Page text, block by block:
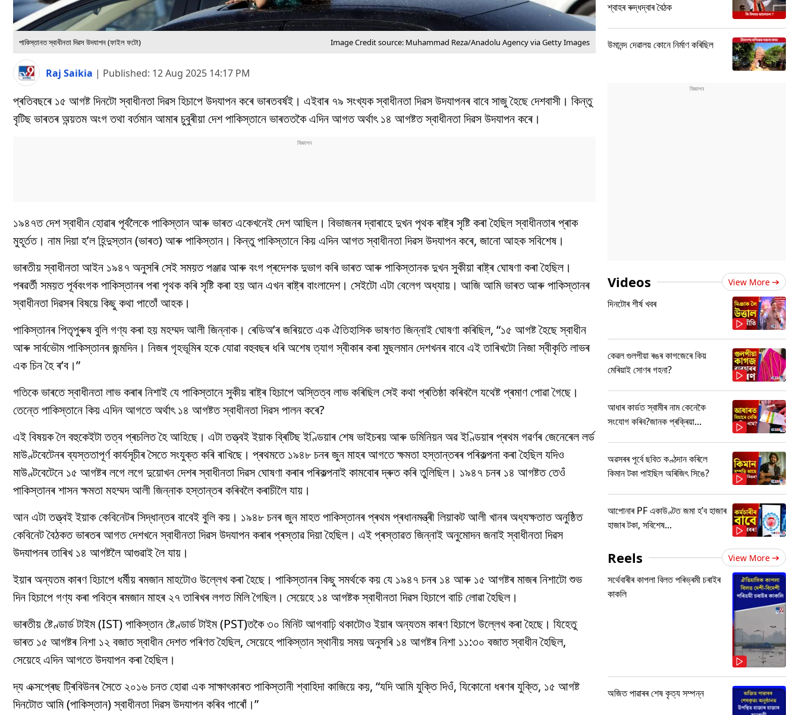
পাকিস্তানত স্বাধীনতা দিৱস উদযাপন (ফাইল ফটো) Image Credit source: Muhammad Reza/Anadolu Agency via Getty Images
Raj Saikia | Published: 12 Aug 2025 14:17 PM
প্ৰতিবছৰে ১৫ আগষ্ট দিনটো স্বাধীনতা দিৱস হিচাপে উদযাপন কৰে ভাৰতবৰ্ষই। এইবাৰ ৭৯ সংখ্যক স্বাধীনতা দিৱস উদযাপনৰ বাবে সাজু হৈছে দেশবাসী। কিন্তু
বৃটিছ ভাৰতৰ অন্য়তম অংগ তথা বৰ্তমান আমাৰ চুবুৰীয়া দেশ পাকিস্তানে ভাৰততকৈ এদিন আগত অৰ্থাৎ ১৪ আগষ্টত স্বাধীনতা দিৱস উদযাপন কৰে।
১৯৪৭ত দেশ স্বাধীন হোৱাৰ পূৰ্বলৈকে পাকিস্তান আৰু ভাৰত একেখনেই দেশ আছিল। বিভাজনৰ দ্বাৰাহে দুখন পৃথক ৰাষ্ট্ৰ সৃষ্টি কৰা হৈছিল স্বাধীনতাৰ প্ৰাক
মুহূৰ্তত। নাম দিয়া হ’ল হিন্দুস্তান (ভাৰত) আৰু পাকিস্তান। কিন্তু পাকিস্তানে কিয় এদিন আগত স্বাধীনতা দিৱস উদযাপন কৰে, জানো আহক সবিশেষ।
ভাৰতীয় স্বাধীনতা আইন ১৯৪৭ অনুসৰি সেই সময়ত পঞ্জাৱ আৰু বংগ প্ৰদেশক দুভাগ কৰি ভাৰত আৰু পাকিস্তানক দুখন সুকীয়া ৰাষ্ট্ৰ ঘোষণা কৰা হৈছিল।
পৰৱৰ্তী সময়ত পূৰ্ববংগক পাকিস্তানৰ পৰা পৃথক কৰি সৃষ্টি কৰা হয় আন এখন ৰাষ্ট্ৰ বাংলাদেশ। সেইটো এটা বেলেগ অধ্যায়। আজি আমি ভাৰত আৰু পাকিস্তানৰ
স্বাধীনতা দিৱসৰ বিষয়ে কিছু কথা পাতোঁ আহক।
পাকিস্তানৰ পিতৃপুৰুষ বুলি গণ্য কৰা হয় মহম্মদ আলী জিন্নাক। ৰেডিঅ’ৰ জৰিয়তে এক ঐতিহাসিক ভাষণত জিন্নাই ঘোষণা কৰিছিল, “১৫ আগষ্ট হৈছে স্বাধীন
আৰু সাৰ্বভৌম পাকিস্তানৰ জন্মদিন। নিজৰ গৃহভূমিৰ হকে যোৱা বহুবছৰ ধৰি অশেষ ত্যাগ স্বীকাৰ কৰা মুছলমান দেশখনৰ বাবে এই তাৰিখটো নিজা স্বীকৃতি লাভৰ
এক চিন হৈ ৰ’ব।”
গতিকে ভাৰতে স্বাধীনতা লাভ কৰাৰ নিশাই যে পাকিস্তানে সুকীয় ৰাষ্ট্ৰ হিচাপে অস্তিত্ব লাভ কৰিছিল সেই কথা প্ৰতিষ্ঠা কৰিবলৈ যথেষ্ট প্ৰমাণ পোৱা গৈছে।
তেন্তে পাকিস্তানে কিয় এদিন আগতে অৰ্থাৎ ১৪ আগষ্টত স্বাধীনতা দিৱস পালন কৰে?
এই বিষয়ক লৈ বহুকেইটা তত্ব প্ৰচলিত হৈ আহিছে। এটা তত্ত্বই ইয়াক ব্ৰিটিছ ইণ্ডিয়াৰ শেষ ভাইচৰয় আৰু ডমিনিয়ন অৱ ইণ্ডিয়াৰ প্ৰথম গৱৰ্ণৰ জেনেৰেল লৰ্ড
মাউণ্টবেটেনৰ ব্যস্ততাপূৰ্ণ কাৰ্যসূচীৰ সৈতে সংযুক্ত কৰি ৰাখিছে। প্ৰথমতে ১৯৪৮ চনৰ জুন মাহৰ আগতে ক্ষমতা হস্তান্তৰৰ পৰিকল্পনা কৰা হৈছিল যদিও
মাউণ্টবেটেনে ১৫ আগষ্টৰ লগে লগে দুয়োখন দেশৰ স্বাধীনতা দিৱস ঘোষণা কৰাৰ পৰিকল্পনাই কামবোৰ দ্ৰুত কৰি তুলিছিল। ১৯৪৭ চনৰ ১৪ আগষ্টত তেওঁ
পাকিস্তানৰ শাসন ক্ষমতা মহম্মদ আলী জিন্নাক হস্তান্তৰ কৰিবলৈ কৰাচীলৈ যায়।
আন এটা তত্ত্বই ইয়াক কেবিনেটৰ সিদ্ধান্তৰ বাবেই বুলি কয়। ১৯৪৮ চনৰ জুন মাহত পাকিস্তানৰ প্ৰথম প্ৰধানমন্ত্ৰী লিয়াকট আলী খানৰ অধ্যক্ষতাত অনুষ্ঠিত
কেবিনেট বৈঠকত ভাৰতৰ আগত দেশখনে স্বাধীনতা দিৱস উদযাপন কৰাৰ প্ৰস্তাৱ দিয়া হৈছিল। এই প্ৰস্তাৱত জিন্নাই অনুমোদন জনাই স্বাধীনতা দিৱস
উদযাপনৰ তাৰিখ ১৪ আগষ্টলৈ আগুৱাই লৈ যায়।
ইয়াৰ অন্যতম কাৰণ হিচাপে ধৰ্মীয় ৰমজান মাহটোও উল্লেখ কৰা হৈছে। পাকিস্তানৰ কিছু সমৰ্থকে কয় যে ১৯৪৭ চনৰ ১৪ আৰু ১৫ আগষ্টৰ মাজৰ নিশাটো শুভ
দিন হিচাপে গণ্য কৰা পবিত্ৰ ৰমজান মাহৰ ২৭ তাৰিখৰ লগত মিলি গৈছিল। সেয়েহে ১৪ আগষ্টক স্বাধীনতা দিৱস হিচাপে বাচি লোৱা হৈছিল।
ভাৰতীয় ষ্টেণ্ডাৰ্ড টাইম (IST) পাকিস্তান ষ্টেণ্ডাৰ্ড টাইম (PST)তকৈ ৩০ মিনিট আগবাঢ়ি থকাটোও ইয়াৰ অন্যতম কাৰণ হিচাপে উল্লেখ কৰা হৈছে। যিহেতু
ভাৰত ১৫ আগষ্টৰ নিশা ১২ বজাত স্বাধীন দেশত পৰিণত হৈছিল, সেয়েহে পাকিস্তান স্থানীয় সময় অনুসৰি ১৪ আগষ্টৰ নিশা ১১:৩০ বজাত স্বাধীন হৈছিল,
সেয়েহে এদিন আগতে উদযাপন কৰা হৈছিল।
দ্য এক্সপ্ৰেছ ট্ৰিবিউনৰ সৈতে ২০১৬ চনত হোৱা এক সাক্ষাৎকাৰত পাকিস্তানী শ্বাহিদা কাজিয়ে কয়, “যদি আমি যুক্তি দিওঁ, যিকোনো ধৰণৰ যুক্তি, ১৫ আগষ্ট
দিনটোত আমি (পাকিস্তান) স্বাধীনতা দিৱস উদযাপন কৰিব পাৰোঁ।”
শ্বাহৰ ৰুদ্ধদ্বাৰ বৈঠক
উমানন্দ দেৱালয় কোনে নিৰ্মাণ কৰিছিল
Videos View More
দিনটোৰ শীৰ্ষ খবৰ
কেৱল গুলপীয়া ৰঙৰ কাগজেৰে কিয়
মেৰিয়াই সোণৰ গহনা?
আধাৰ কাৰ্ডত স্বামীৰ নাম কেনেকৈ
সংযোগ কৰিব?জানক প্ৰক্ৰিয়া...
অৱসৰৰ পূৰ্বে ছবিত কণ্ঠদান কৰিলে
কিমান টকা পাইছিল অৰিজিৎ সিঙে?
আপোনাৰ PF একাউণ্টত জমা হ’ব হাজাৰ
হাজাৰ টকা, সবিশেষ...
Reels View More
সৰ্থেবাৰীৰ কাপলা বিলত পৰিভ্ৰমী চৰাইৰ
কাকলি
অজিত পাৱাৰৰ শেষ কৃত্য সম্পন্ন